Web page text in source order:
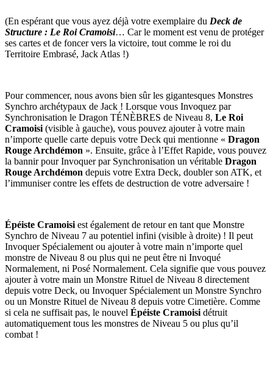
(En espérant que vous ayez déjà votre exemplaire du Deck de
Structure : Le Roi Cramoisi… Car le moment est venu de protéger
ses cartes et de foncer vers la victoire, tout comme le roi du
Territoire Embrasé, Jack Atlas !)
Pour commencer, nous avons bien sûr les gigantesques Monstres
Synchro archétypaux de Jack ! Lorsque vous Invoquez par
Synchronisation le Dragon TÉNÈBRES de Niveau 8, Le Roi
Cramoisi (visible à gauche), vous pouvez ajouter à votre main
n’importe quelle carte depuis votre Deck qui mentionne « Dragon
Rouge Archdémon ». Ensuite, grâce à l’Effet Rapide, vous pouvez
la bannir pour Invoquer par Synchronisation un véritable Dragon
Rouge Archdémon depuis votre Extra Deck, doubler son ATK, et
l’immuniser contre les effets de destruction de votre adversaire !
Épéiste Cramoisi est également de retour en tant que Monstre
Synchro de Niveau 7 au potentiel infini (visible à droite) ! Il peut
Invoquer Spécialement ou ajouter à votre main n’importe quel
monstre de Niveau 8 ou plus qui ne peut être ni Invoqué
Normalement, ni Posé Normalement. Cela signifie que vous pouvez
ajouter à votre main un Monstre Rituel de Niveau 8 directement
depuis votre Deck, ou Invoquer Spécialement un Monstre Synchro
ou un Monstre Rituel de Niveau 8 depuis votre Cimetière. Comme
si cela ne suffisait pas, le nouvel Épéiste Cramoisi détruit
automatiquement tous les monstres de Niveau 5 ou plus qu’il
combat !